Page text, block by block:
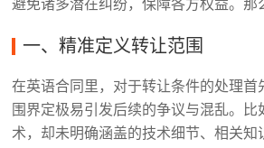
避免诸多潜在纠纷，保障各方权益。那
一、精准定义转让范围
在英语合同里，对于转让条件的处理
围界定极易引发后续的争议与混乱。
术，却未明确涵盖的技术细节、相关